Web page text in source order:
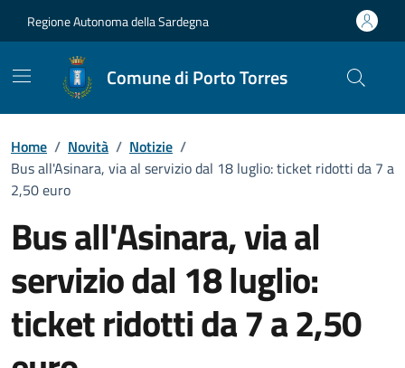
Regione Autonoma della Sardegna
Comune di Porto Torres
Home / Novità / Notizie /
Bus all'Asinara, via al servizio dal 18 luglio: ticket ridotti da 7 a
2,50 euro
Bus all'Asinara, via al
servizio dal 18 luglio:
ticket ridotti da 7 a 2,50